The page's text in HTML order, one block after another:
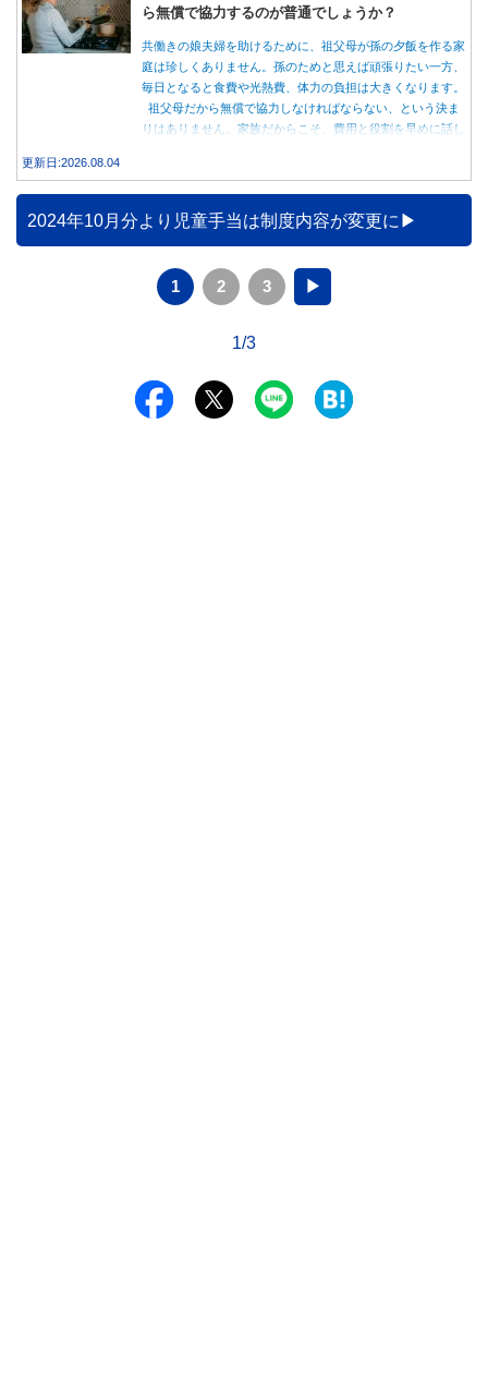
ら無償で協力するのが普通でしょうか？
共働きの娘夫婦を助けるために、祖父母が孫の夕飯を作る家
庭は珍しくありません。孫のためと思えば頑張りたい一方、
毎日となると食費や光熱費、体力の負担は大きくなります。
祖父母だから無償で協力しなければならない、という決ま
りはありません。家族だからこそ、費用と役割を早めに話し
更新日:2026.08.04
2024年10月分より児童手当は制度内容が変更に
1 2 3 ▶
1/3